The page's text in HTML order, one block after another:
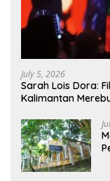
July 5, 2026
Sarah Lois Dora:
Kalimantan